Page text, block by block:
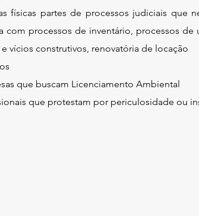
físicas partes de processos judiciais que
com processos de inventário, processos de
vícios construtivos, renovatória de locação
que buscam Licenciamento Ambiental
que protestam por periculosidade ou